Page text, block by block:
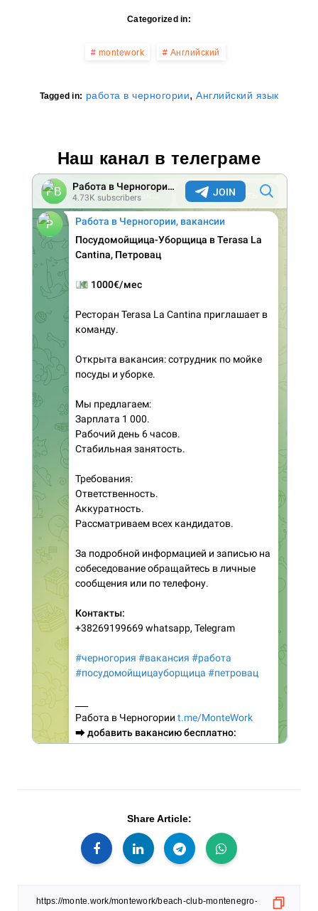
Categorized in:
montework Английский
Tagged in: работа в черногории, Английский язык
Наш канал в телеграме
Share Article: